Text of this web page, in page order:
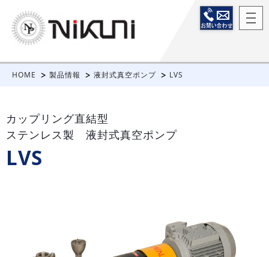
HOME 製品情報 液封式真空ポンプ LVS
カップリング直結型
ステンレス製 液封式真空ポンプ
LVS